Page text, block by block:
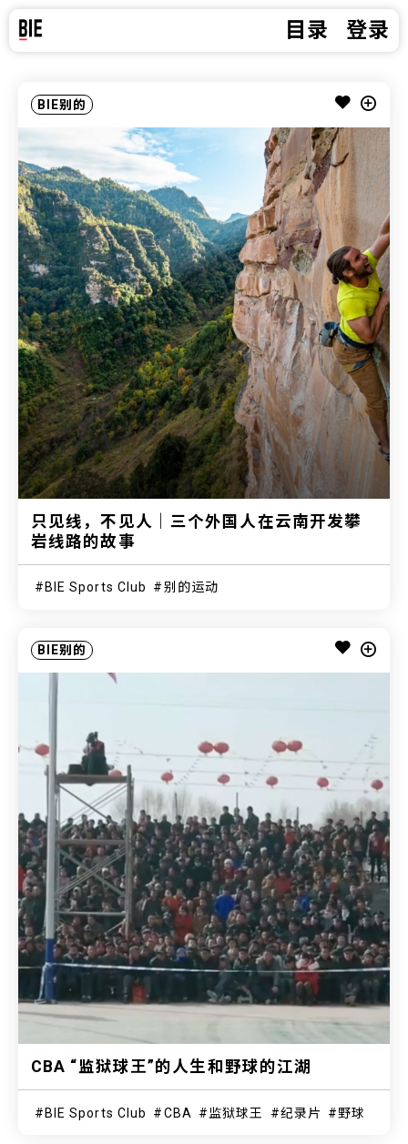
目录 登录
BIE别的
只见线，不见人｜三个外国人在云南开发攀
岩线路的故事
BIE Sports Club 别的运动
BIE别的
CBA “监狱球王”的人生和野球的江湖
BIE Sports Club CBA 监狱球王 纪录片 野球